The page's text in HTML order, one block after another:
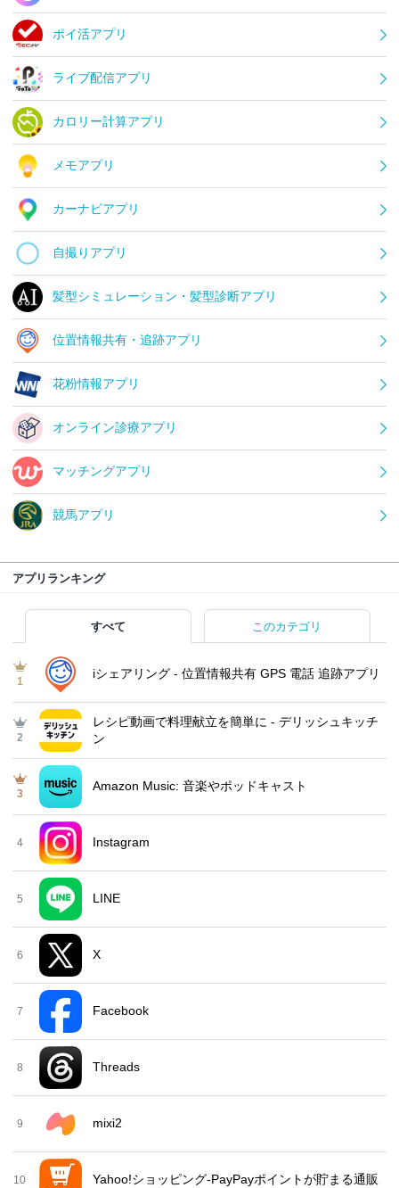
ポイ活アプリ
ライブ配信アプリ
カロリー計算アプリ
メモアプリ
カーナビアプリ
自撮りアプリ
髪型シミュレーション・髪型診断アプリ
位置情報共有・追跡アプリ
花粉情報アプリ
オンライン診療アプリ
マッチングアプリ
競馬アプリ
アプリランキング
すべて このカテゴリ
1
iシェアリング - 位置情報共有 GPS 電話 追跡アプリ
2
レシピ動画で料理献立を簡単‪に - デリッシュキッチ
ン
3
Amazon Music: 音楽やポッドキャスト
4 Instagram
5 LINE
6 X
7 Facebook
8 Threads
9 mixi2
10 Yahoo!ショッピング-PayPayポイントが貯まる通販